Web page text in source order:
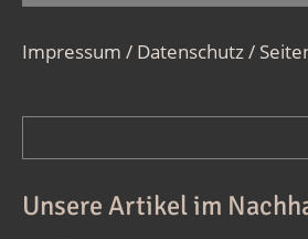
Impressum / Datenschutz/
Unsere Artikel im